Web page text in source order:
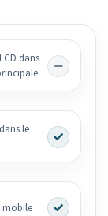
dans
le
mobile